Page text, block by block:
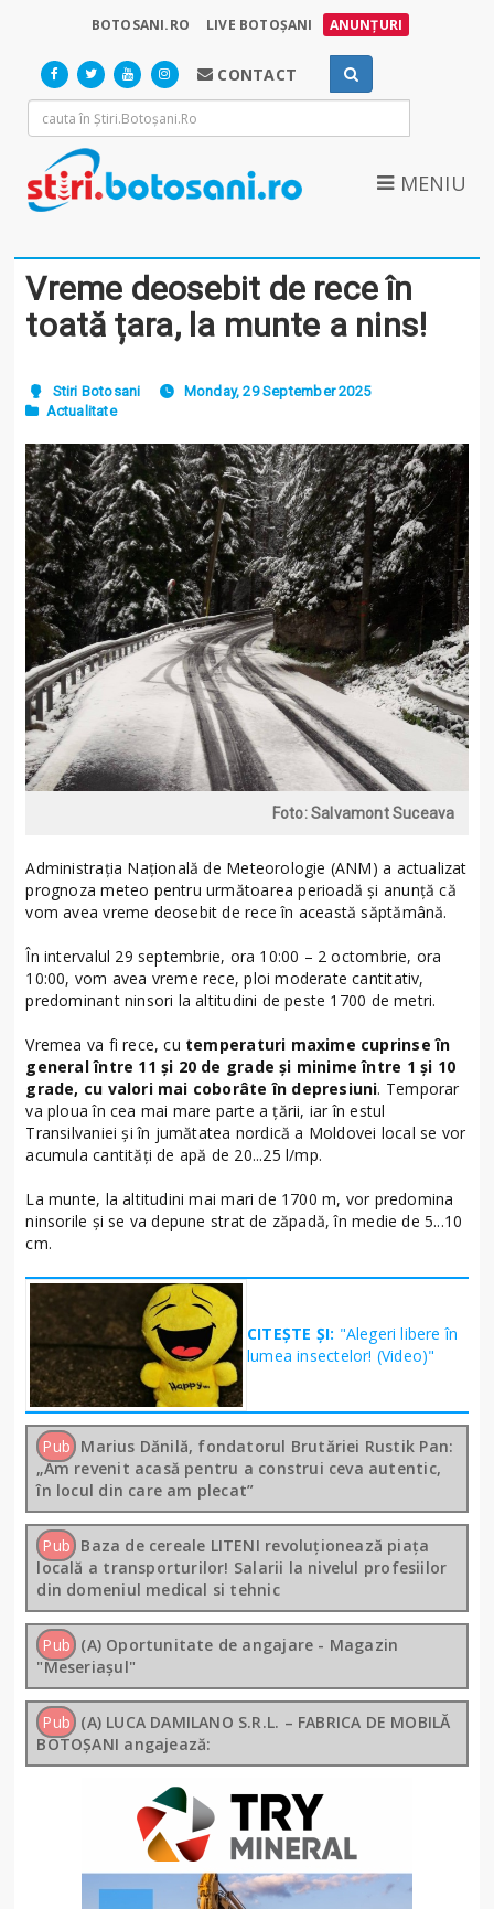
BOTOSANI.RO LIVE BOTOȘANI ANUNȚURI
CONTACT
MENIU
Vreme deosebit de rece în
toată țara, la munte a nins!
Stiri Botosani
Monday, 29 September 2025
Actualitate
Foto: Salvamont Suceava
Administrația Națională de Meteorologie (ANM) a actualizat
prognoza meteo pentru următoarea perioadă și anunță că
vom avea vreme deosebit de rece în această săptămână.
În intervalul 29 septembrie, ora 10:00 – 2 octombrie, ora
10:00, vom avea vreme rece, ploi moderate cantitativ,
predominant ninsori la altitudini de peste 1700 de metri.
Vremea va fi rece, cu temperaturi maxime cuprinse în
general între 11 și 20 de grade și minime între 1 și 10
grade, cu valori mai coborâte în depresiuni. Temporar
va ploua în cea mai mare parte a țării, iar în estul
Transilvaniei și în jumătatea nordică a Moldovei local se vor
acumula cantități de apă de 20...25 l/mp.
La munte, la altitudini mai mari de 1700 m, vor predomina
ninsorile și se va depune strat de zăpadă, în medie de 5...10
cm.
CITEȘTE ȘI: "Alegeri libere în
lumea insectelor! (Video)"
Pub Marius Dănilă, fondatorul Brutăriei Rustik Pan:
„Am revenit acasă pentru a construi ceva autentic,
în locul din care am plecat”
Pub Baza de cereale LITENI revoluționează piața
locală a transporturilor! Salarii la nivelul profesiilor
din domeniul medical si tehnic
Pub (A) Oportunitate de angajare - Magazin
"Meseriașul"
Pub (A) LUCA DAMILANO S.R.L. – FABRICA DE MOBILĂ
BOTOȘANI angajează: